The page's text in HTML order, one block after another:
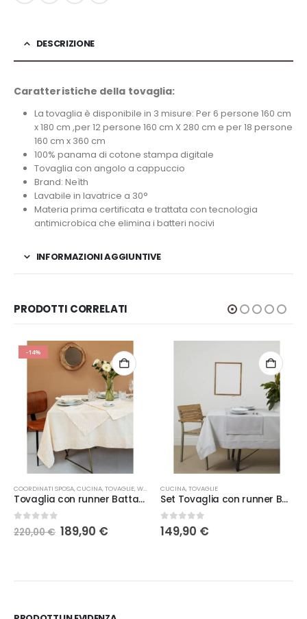
DESCRIZIONE
Caratteristiche della tovaglia:
La tovaglia è disponibile in 3 misure: Per 6 persone 160 cm
x 180 cm ,per 12 persone 160 cm X 280 cm e per 18 persone
160 cm x 360 cm
100% panama di cotone stampa digitale
Tovaglia con angolo a cappuccio
Brand: Neìth
Lavabile in lavatrice a 30°
Materia prima certificata e trattata con tecnologia
antimicrobica che elimina i batteri nocivi
INFORMAZIONI AGGIUNTIVE
PRODOTTI CORRELATI
-14%
COORDINATI SPOSA,CUCINA,TOVAGLIE,WEDDING
Tovaglia con runner Battaglia Georgia
0 Su 5
220,00€ Il
prezzo
189,90 €Il
CUCINA,TOVAGLIE
Set Tovaglia con runner Battaglia Laura
0 Su 5
149,90 €